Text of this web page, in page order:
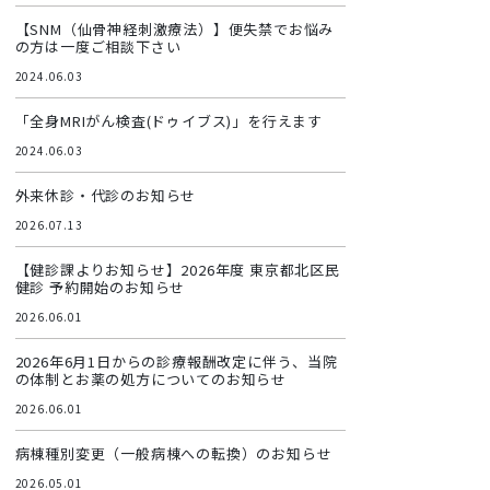
【SNM（仙骨神経刺激療法）】便失禁でお悩み
の方は一度ご相談下さい
2024.06.03
「全身MRIがん検査(ドゥイブス)」を行えます
2024.06.03
外来休診・代診のお知らせ
2026.07.13
【健診課よりお知らせ】2026年度 東京都北区民
健診 予約開始のお知らせ
2026.06.01
2026年6月1日からの診療報酬改定に伴う、当院
の体制とお薬の処方についてのお知らせ
2026.06.01
病棟種別変更（一般病棟への転換）のお知らせ
2026.05.01